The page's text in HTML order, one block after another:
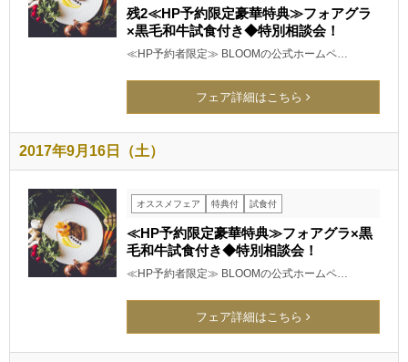
残2≪HP予約限定豪華特典≫フォアグラ
×黒毛和牛試食付き◆特別相談会！
≪HP予約者限定≫ BLOOMの公式ホームペ…
フェア詳細はこちら
2017年9月16日（土）
オススメフェア 特典付 試食付
≪HP予約限定豪華特典≫フォアグラ×黒
毛和牛試食付き◆特別相談会！
≪HP予約者限定≫ BLOOMの公式ホームペ…
フェア詳細はこちら